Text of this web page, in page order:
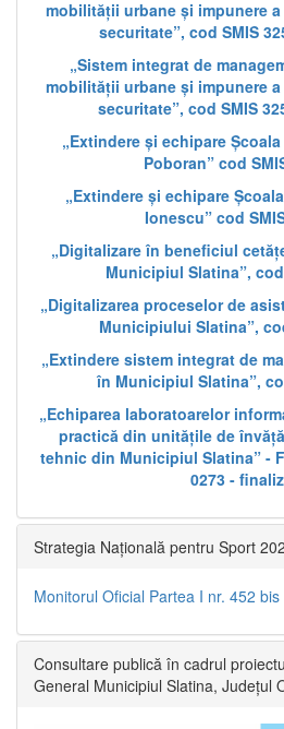
mobilității urbane și impunere
securitate”, cod SMIS
„Sistem integrat de
mobilității urbane și impunere
securitate”, cod SMIS
„Extindere și echipare
Poboran” cod
„Extindere și echipare
Ionescu” cod
„Digitalizare în beneficiul
Municipiul Slatina”,
„Digitalizarea proceselor de
Municipiului Slatina”,
„Extindere sistem integrat de
în Municipiul Slatina”,
„Echiparea laboratoarelor
practică din unitățile de
tehnic din Municipiul Slatina” -
0273 -
Strategia Națională pentru Sport
Monitorul Oficial Partea I nr. 452 bis
Consultare publică în cadrul
General Municipiul Slatina, Județul